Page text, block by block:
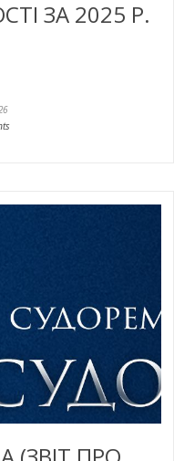
ЗА 2025 Р.